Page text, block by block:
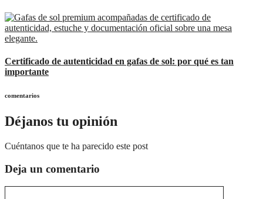
Certificado de autenticidad en gafas de sol: por qué es tan
importante
comentarios
Déjanos tu opinión
Cuéntanos que te ha parecido este post
Deja un comentario